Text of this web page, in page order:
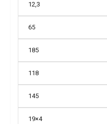
12,3
65
185
118
145
19×4